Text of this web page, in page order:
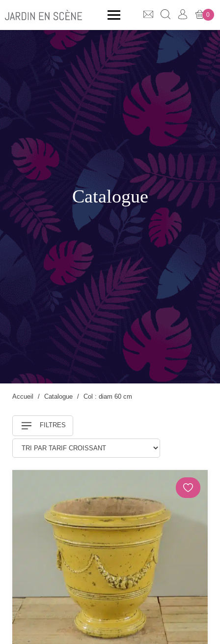
CLICK & COLLECT
MOBILIER OUTDOOR
Bancs
Rangements
ACCESSOIRES
Accessoires de jardinage
Boites aux lettres
Enceintes extérieures
BACS ET JARDINIÈRES
Jarres / Vases
Potager
Pots / Bacs
CÔTÉ EAU
Douches
DÉCORATIONS ET STATUES
Animaux
Statues personnages
PARASOLS & OMBRAGE
Parasols déportés
Parasols droits
Voiles
0
QUE CHERCHEZ-VOUS ?
Catalogue
FILTRES
Accueil Catalogue Col : diam 60 cm